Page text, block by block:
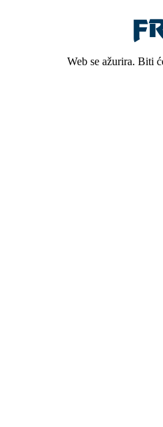
Web se ažurira. Biti